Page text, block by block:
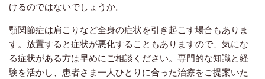
けるのではないでしょうか。
顎関節症は肩こりなど全身の症状を引き起こす場合もありま
す。放置すると症状が悪化することもありますので、気にな
る症状がある方は早めにご相談ください。専門的な知識と経
験を活かし、患者さま一人ひとりに合った治療をご提案いた